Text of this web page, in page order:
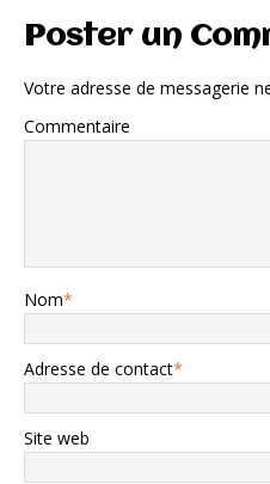
Poster un
Votre adresse de messagerie
Commentaire
Nom*
Adresse de contact*
Site web